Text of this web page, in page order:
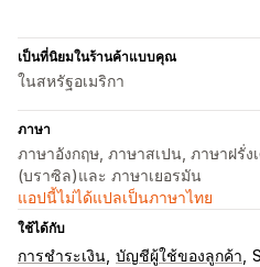
เป็นที่นิยมในร้านค้าแบบคุณ
ในสหรัฐอเมริกา
ภาษา
ภาษาอังกฤษ, ภาษาสเปน, ภาษาฝรั่
(บราซิล)และ ภาษาเยอรมัน
แอปนี้ไม่ได้แปลเป็นภาษาไทย
ใช้ได้กับ
การชำระเงิน บัญชีผู้ใช้ของลูกค้า